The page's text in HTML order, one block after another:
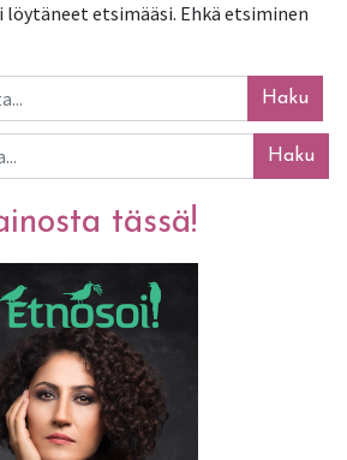
etsimääsi. Ehkä etsiminen
tässä!